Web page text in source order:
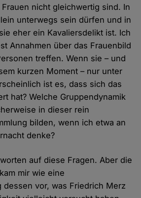
nicht gleichwertig sind. In
unterwegs sein dürfen und in
eher ein Kavaliersdelikt ist. Ich
Annahmen über das Frauenbild
treffen. Wenn sie – und
kurzen Moment – nur unter
ist es, dass sich das
hat? Welche Gruppendynamik
in dieser rein
bilden, wenn ich etwa an
denke?
auf diese Fragen. Aber die
mir wie eine
dessen vor, was Friedrich Merz